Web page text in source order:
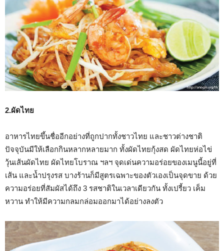
2.ผัดไทย
อาหารไทยขึ้นชื่ออีกอย่างที่ถูกปากทั้งชาวไทย และชาวต่างชาติ
ปัจจุบันมีให้เลือกกินหลากหลายมาก ทั้งผัดไทยกุ้งสด ผัดไทยห่อไข่
วุ้นเส้นผัดไทย ผัดไทยโบราณ ฯลฯ จุดเด่นความอร่อยของเมนูนี้อยู่ที่
เส้น และน้ำปรุงรส บางร้านก็มีสูตรเฉพาะของตัวเองเป็นจุดขาย ด้วย
ความอร่อยที่สัมผัสได้ถึง 3 รสชาติในเวลาเดียวกัน ทั้งเปรี้ยว เค็ม
หวาน ทำให้มีความกลมกล่อมออกมาได้อย่างลงตัว